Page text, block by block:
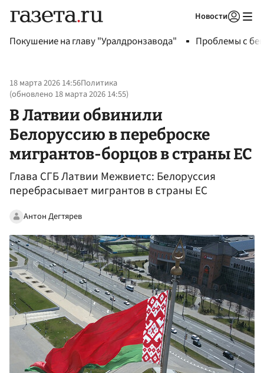
Новости
Покушение на главу "Уралдронзавода" Проблемы с
18 марта 2026 14:56Политика
(обновлено 18 марта 2026 14:55)
В Латвии обвинили
Белоруссию в переброске
мигрантов-борцов в страны ЕС
Глава СГБ Латвии Межвиетс: Белоруссия
перебрасывает мигрантов в страны ЕС
Антон Дегтярев